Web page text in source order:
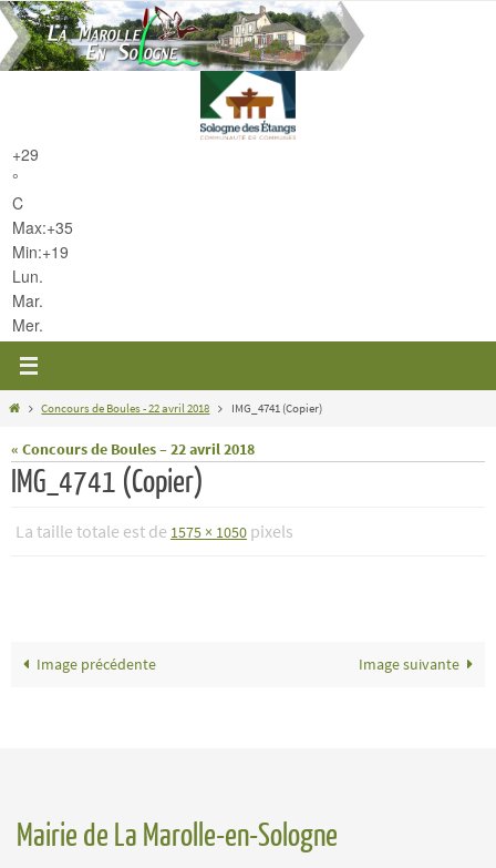
Passer
vers
le
+29
°
C
Max:+35
Min:+19
Lun.
Mar.
Mer.
HomeConcours de Boules - 22 avril 2018 IMG_4741 (Copier)
« Concours de Boules – 22 avril 2018
IMG_4741 (Copier)
La taille totale est de 1575 × 1050 pixels
Image précédente Image suivante
Mairie de La Marolle-en-Sologne